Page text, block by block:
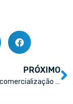
PRÓXIMO
Teuto inicia comercialização de cannabis no Brasil